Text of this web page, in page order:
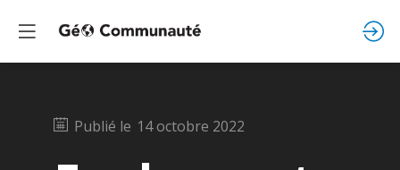
Publié le 14 octobre 2022